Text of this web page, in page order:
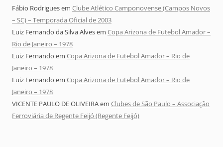
Fábio Rodriguesem Clube Atlético Camponovense (Campos Novos
– SC) – Temporada Oficial de 2003
Luiz Fernando da Silva Alvesem Copa Arizona de Futebol Amador –
Rio de Janeiro – 1978
Luiz Fernando em Copa Arizona de Futebol Amador – Rio de
Janeiro – 1978
Luiz Fernando em Copa Arizona de Futebol Amador – Rio de
Janeiro – 1978
VICENTE PAULO DE OLIVEIRAem Clubes de São Paulo – Associação
Ferroviária de Regente Feijó (Regente Feijó)